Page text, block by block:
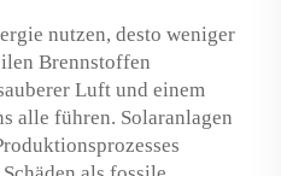
nutzen, desto weniger
Brennstoffen
Luft und einem
alle führen. Solaranlagen